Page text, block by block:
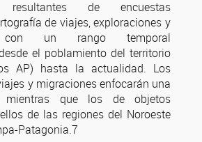
resultantes de encuestas
de viajes, exploraciones y
con un rango temporal
el poblamiento del territorio
AP) hasta la actualidad. Los
y migraciones enfocarán una
mientras que los de objetos
de las regiones del Noroeste
Patagonia.7